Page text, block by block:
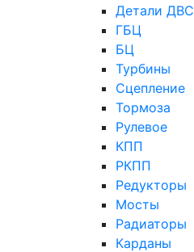
Детали ДВС
ГБЦ
БЦ
Турбины
Сцепление
Тормоза
Рулевое
КПП
РКПП
Редукторы
Мосты
Радиаторы
Карданы